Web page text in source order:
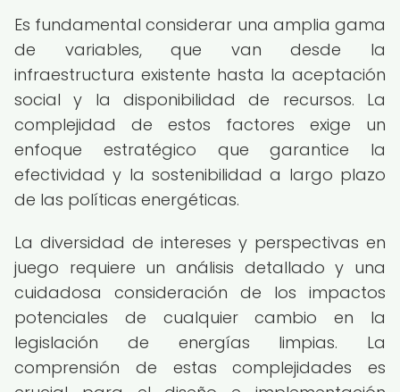
Es fundamental considerar una amplia gama
de variables, que van desde la
infraestructura existente hasta la aceptación
social y la disponibilidad de recursos. La
complejidad de estos factores exige un
enfoque estratégico que garantice la
efectividad y la sostenibilidad a largo plazo
de las políticas energéticas.
La diversidad de intereses y perspectivas en
juego requiere un análisis detallado y una
cuidadosa consideración de los impactos
potenciales de cualquier cambio en la
legislación de energías limpias. La
comprensión de estas complejidades es